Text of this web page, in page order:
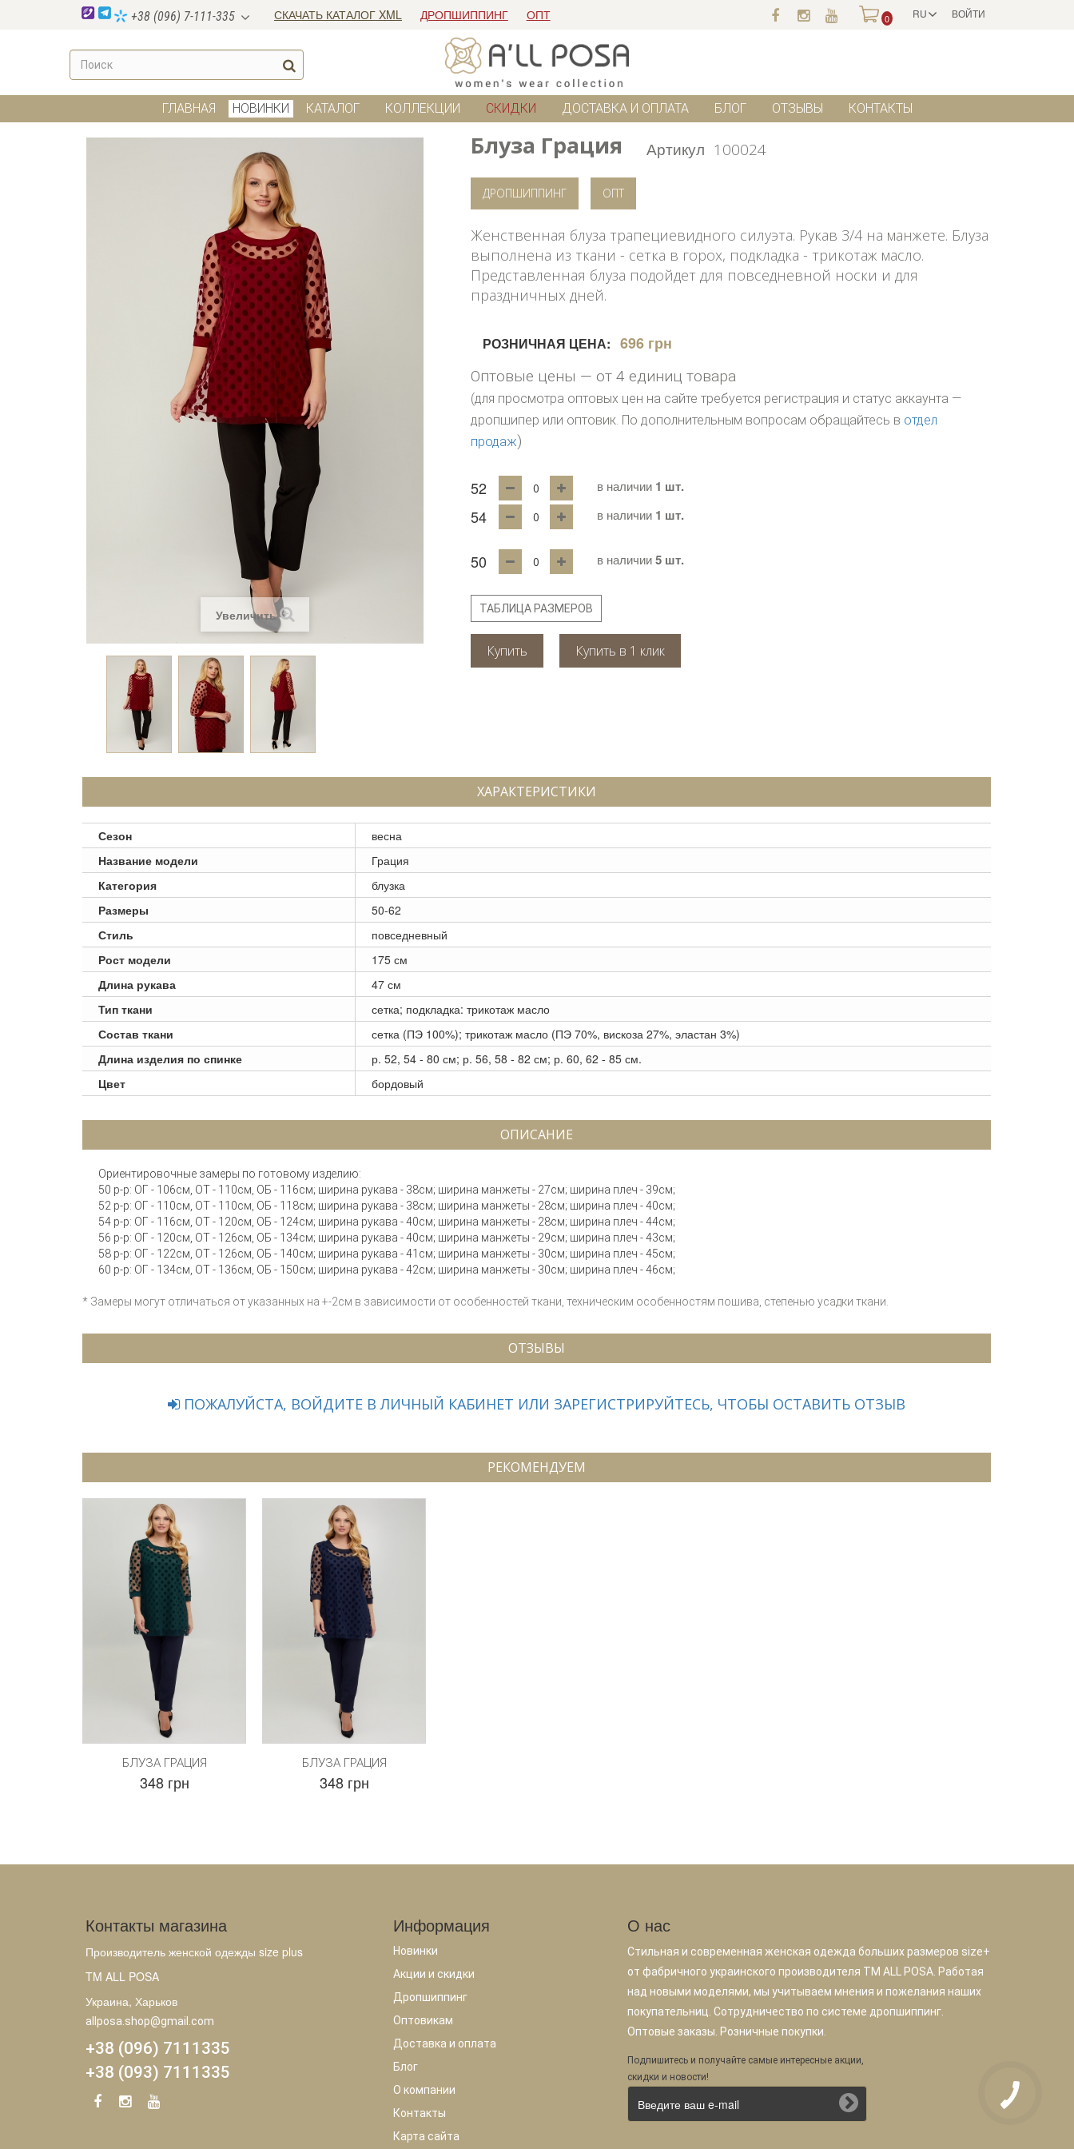
ВОЙТИ
RU
+38 (096) 7-111-335 СКАЧАТЬ КАТАЛОГ XML ДРОПШИППИНГ ОПТ 0
ГЛАВНАЯ НОВИНКИ КАТАЛОГ КОЛЛЕКЦИИ СКИДКИ ДОСТАВКА И ОПЛАТА БЛОГ ОТЗЫВЫ КОНТАКТЫ
Увеличить
Блуза Грация Артикул 100024
ДРОПШИППИНГ ОПТ
Женственная блуза трапециевидного силуэта. Рукав 3/4 на манжете. Блуза
выполнена из ткани - сетка в горох, подкладка - трикотаж масло.
Представленная блуза подойдет для повседневной носки и для
праздничных дней.
РОЗНИЧНАЯ ЦЕНА: 696 грн
Оптовые цены — от 4 единиц товара
(для просмотра оптовых цен на сайте требуется регистрация и статус аккаунта —
дропшипер или оптовик. По дополнительным вопросам обращайтесь в отдел
продаж)
52 в наличии 1 шт.
54 в наличии 1 шт.
50 в наличии 5 шт.
ТАБЛИЦА РАЗМЕРОВ
Купить
ХАРАКТЕРИСТИКИ
Сезон
весна
Название модели
Грация
Категория
блузка
Размеры
50-62
Стиль
повседневный
Рост модели
175 см
Длина рукава
47 см
Тип ткани
сетка; подкладка: трикотаж масло
Состав ткани
сетка (ПЭ 100%); трикотаж масло (ПЭ 70%, вискоза 27%, эластан 3%)
Длина изделия по спинке
р. 52, 54 - 80 см; р. 56, 58 - 82 см; р. 60, 62 - 85 см.
Цвет
бордовый
ОПИСАНИЕ
Ориентировочные замеры по готовому изделию:
50 р-р: ОГ - 106см, ОТ - 110см, ОБ - 116см; ширина рукава - 38см; ширина манжеты - 27см; ширина плеч - 39см;
52 р-р: ОГ - 110см, ОТ - 110см, ОБ - 118см; ширина рукава - 38см; ширина манжеты - 28см; ширина плеч - 40см;
54 р-р: ОГ - 116см, ОТ - 120см, ОБ - 124см; ширина рукава - 40см; ширина манжеты - 28см; ширина плеч - 44см;
56 р-р: ОГ - 120см, ОТ - 126см, ОБ - 134см; ширина рукава - 40см; ширина манжеты - 29см; ширина плеч - 43см;
58 р-р: ОГ - 122см, ОТ - 126см, ОБ - 140см; ширина рукава - 41см; ширина манжеты - 30см; ширина плеч - 45см;
60 р-р: ОГ - 134см, ОТ - 136см, ОБ - 150см; ширина рукава - 42см; ширина манжеты - 30см; ширина плеч - 46см;
* Замеры могут отличаться от указанных на +-2см в зависимости от особенностей ткани, техническим особенностям пошива, степенью усадки ткани.
ОТЗЫВЫ
ПОЖАЛУЙСТА, ВОЙДИТЕ В ЛИЧНЫЙ КАБИНЕТ ИЛИ ЗАРЕГИСТРИРУЙТЕСЬ, ЧТОБЫ ОСТАВИТЬ ОТЗЫВ
РЕКОМЕНДУЕМ
БЛУЗА ГРАЦИЯ
348 грн
БЛУЗА ГРАЦИЯ
348 грн
Контакты магазина
Производитель женской одежды size plus
TM ALL POSA
Украина, Харьков
allposa.shop@gmail.com
+38 (096) 7111335
+38 (093) 7111335
Информация
Новинки
Акции и скидки
Дропшиппинг
Оптовикам
Доставка и оплата
Блог
О компании
Контакты
Карта сайта
О нас
Стильная и современная женская одежда больших размеров size+
от фабричного украинского производителя TM ALL POSA. Работая
над новыми моделями, мы учитываем мнения и пожелания наших
покупательниц. Сотрудничество по системе дропшиппинг.
Оптовые заказы. Розничные покупки.
Подпишитесь и получайте самые интересные акции,
скидки и новости!